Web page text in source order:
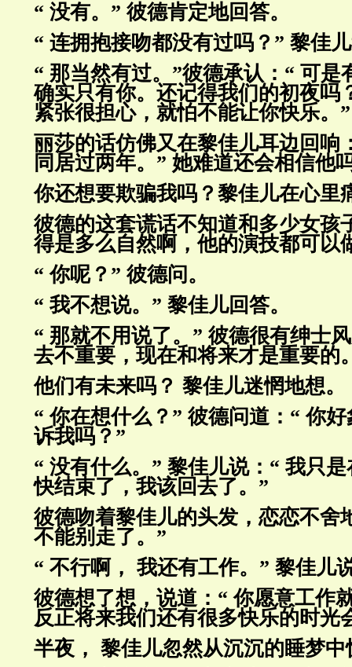
“ 没有。” 彼德肯定地回答。
“ 连拥抱接吻都没有过吗？” 黎佳
“ 那当然有过。”彼德承认：“ 可是
确实只有你。还记得我们的初夜吗
紧张很担心，就怕不能让你快乐。”
丽莎的话仿佛又在黎佳儿耳边回响
同居过两年。” 她难道还会相信他
你还想要欺骗我吗？黎佳儿在心里
彼德的这套谎话不知道和多少女孩
得是多么自然啊，他的演技都可以
“ 你呢？” 彼德问。
“ 我不想说。” 黎佳儿回答。
“ 那就不用说了。” 彼德很有绅士
去不重要，现在和将来才是重要的
他们有未来吗？ 黎佳儿迷惘地想。
“ 你在想什么？” 彼德问道：“ 你
诉我吗？”
“ 没有什么。” 黎佳儿说：“ 我只
快结束了，我该回去了。”
彼德吻着黎佳儿的头发，恋恋不舍
不能别走了。”
“ 不行啊， 我还有工作。” 黎佳儿
彼德想了想，说道：“ 你愿意工作
反正将来我们还有很多快乐的时光
半夜， 黎佳儿忽然从沉沉的睡梦中